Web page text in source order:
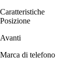
Caratteristiche
Posizione
Avanti
Marca di telefono